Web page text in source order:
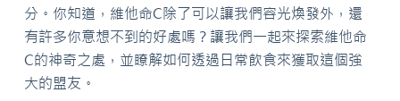
分。你知道，維他命C除了可以讓我們容光煥發外，還
有許多你意想不到的好處嗎？讓我們一起來探索維他命
C的神奇之處，並瞭解如何透過日常飲食來獲取這個強
大的盟友。